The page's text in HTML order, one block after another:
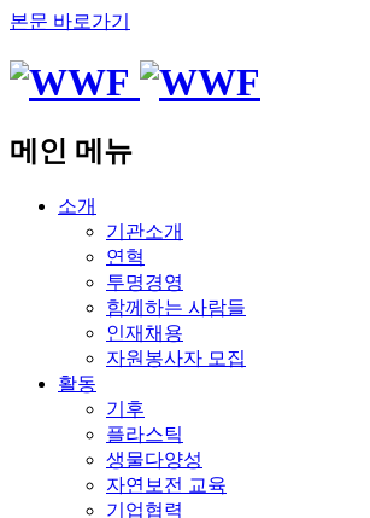
본문 바로가기
메인 메뉴
소개
기관소개
연혁
투명경영
함께하는 사람들
인재채용
자원봉사자 모집
활동
기후
플라스틱
생물다양성
자연보전 교육
기업협력